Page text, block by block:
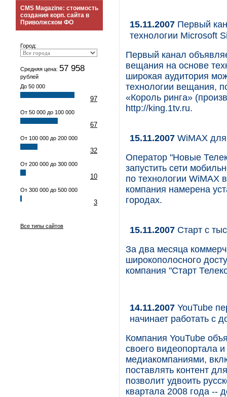
CMS Magazine: стоимость
создания корп. сайта в
Приволжском ФО
Город:
Средняя цена: 57 958
рублей
До 50 000
97
От 50 000 до 100 000
67
От 100 000 до 200 000
32
От 200 000 до 300 000
10
От 300 000 до 500 000
3
Все типы сайтов
15.11.2007 Первый
технологии Microsoft
Первый канал
вещания на основе
широкая аудитория
технологии вещания,
«Король ринга»
http://king.1tv.ru.
15.11.2007 WiMAX
Оператор "Новые
запустить сети
по технологии WiMAX
компания намерена
городах.
15.11.2007 Старт с
За два месяца
широкополосного
компания "Старт
14.11.2007 YouTube
начинает работать с
Компания YouTube
своего видеопортала
медиакомпаниями,
поставлять контент
позволит удвоить
квартала 2008 года --